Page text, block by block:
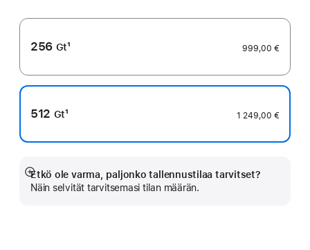
256 Gt1 999,00 €
512 Gt1 1 249,00 €
Etkö ole varma, paljonko tallennustilaa tarvitset?
Näin selvität tarvitsemasi tilan määrän.
Näytä
lisää